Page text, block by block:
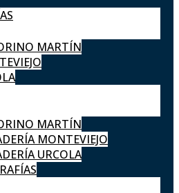
MARTÍN
MARTÍN
MONTEVIEJO
URCOLA